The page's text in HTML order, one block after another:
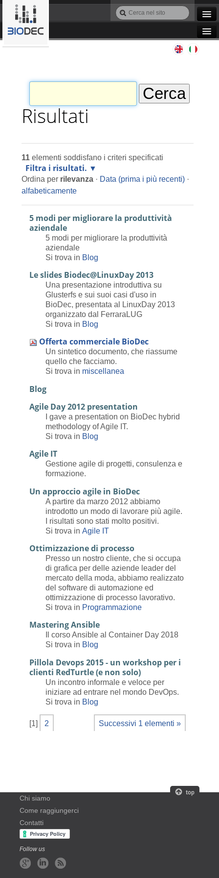
Cerca
nel
Ricerca
Automazione
Bioinformatica
Progettazione
Programmazione
Risultati
11 elementi soddisfano i criteri specificati
Filtra i risultati.
Ordina per rilevanza · Data (prima i più recenti) ·
alfabeticamente
5 modi per migliorare la produttività
aziendale
5 modi per migliorare la produttività
aziendale
Si trova in Blog
Le slides Biodec@LinuxDay 2013
Una presentazione introduttiva su
Glusterfs e sui suoi casi d'uso in
BioDec, presentata al LinuxDay 2013
organizzato dal FerraraLUG
Si trova in Blog
Offerta commerciale BioDec
Un sintetico documento, che riassume
quello che facciamo.
Si trova in miscellanea
Blog
Agile Day 2012 presentation
I gave a presentation on BioDec hybrid
methodology of Agile IT.
Si trova in Blog
Agile IT
Gestione agile di progetti, consulenza e
formazione.
Un approccio agile in BioDec
A partire da marzo 2012 abbiamo
introdotto un modo di lavorare più agile.
I risultati sono stati molto positivi.
Si trova in Agile IT
Ottimizzazione di processo
Presso un nostro cliente, che si occupa
di grafica per delle aziende leader del
mercato della moda, abbiamo realizzato
del software di automazione ed
ottimizzazione di processo lavorativo.
Si trova in Programmazione
Mastering Ansible
Il corso Ansible al Container Day 2018
Si trova in Blog
Pillola Devops 2015 - un workshop per i
clienti RedTurtle (e non solo)
Un incontro informale e veloce per
iniziare ad entrare nel mondo DevOps.
Si trova in Blog
Successivi 1 elementi »
[1] 2
Chi siamo
Come raggiungerci
Contatti
Follow us